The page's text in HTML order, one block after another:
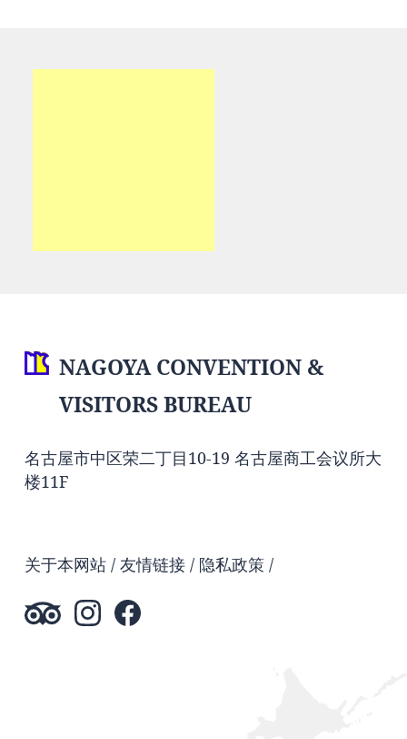
NAGOYA CONVENTION &
VISITORS BUREAU
名古屋市中区荣二丁目10-19 名古屋商工会议所大
楼11F
关于本网站 友情链接 隐私政策